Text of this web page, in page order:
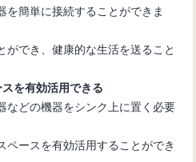
簡単に接続することができま
ができ、健康的な生活を送ること
を有効活用できる
などの機器をシンク上に置く必要
ペースを有効活用することができ